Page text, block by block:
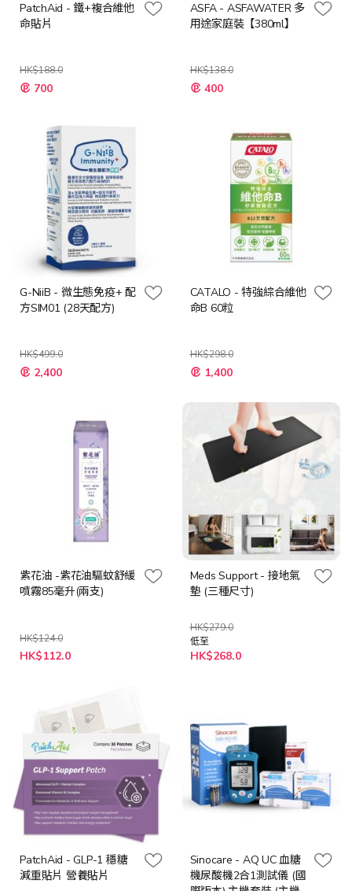
PatchAid - 鐵+複合維他
命貼片
HK$188.0
特
殊 700
ASFA - ASFAWATER 多
用途家庭裝【380ml】
HK$138.0
特
殊 400
G-NiiB - 微生態免疫+ 配
方SIM01 (28天配方)
HK$499.0
特
殊 2,400
CATALO - 特強綜合維他
命B 60粒
HK$298.0
特
殊
格
1,400
紫花油 -紫花油驅蚊舒緩
噴霧85毫升(兩支)
HK$124.0
特
殊
HK$112.0
Meds Support - 接地氣
墊 (三種尺寸)
HK$279.0
低至
HK$268.0
PatchAid - GLP-1 穩糖
減重貼片 營養貼片
Sinocare - AQ UC 血糖
機尿酸機2合1測試儀 (國